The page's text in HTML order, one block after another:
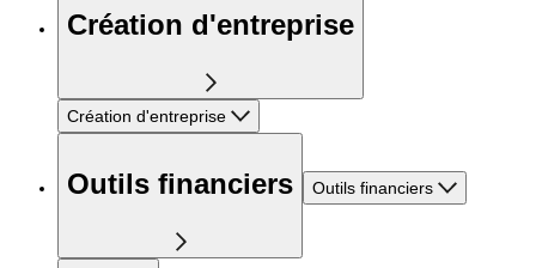
Création d'entreprise
Création d'entreprise
Outils financiers Outils financiers